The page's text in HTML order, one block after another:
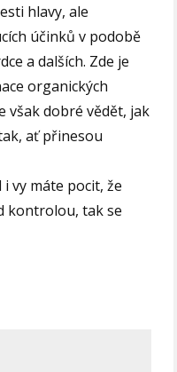
hlavy, ale
účinků v podobě
a dalších. Zde je
organických
však dobré vědět, jak
ať přinesou
vy máte pocit, že
kontrolou, tak se